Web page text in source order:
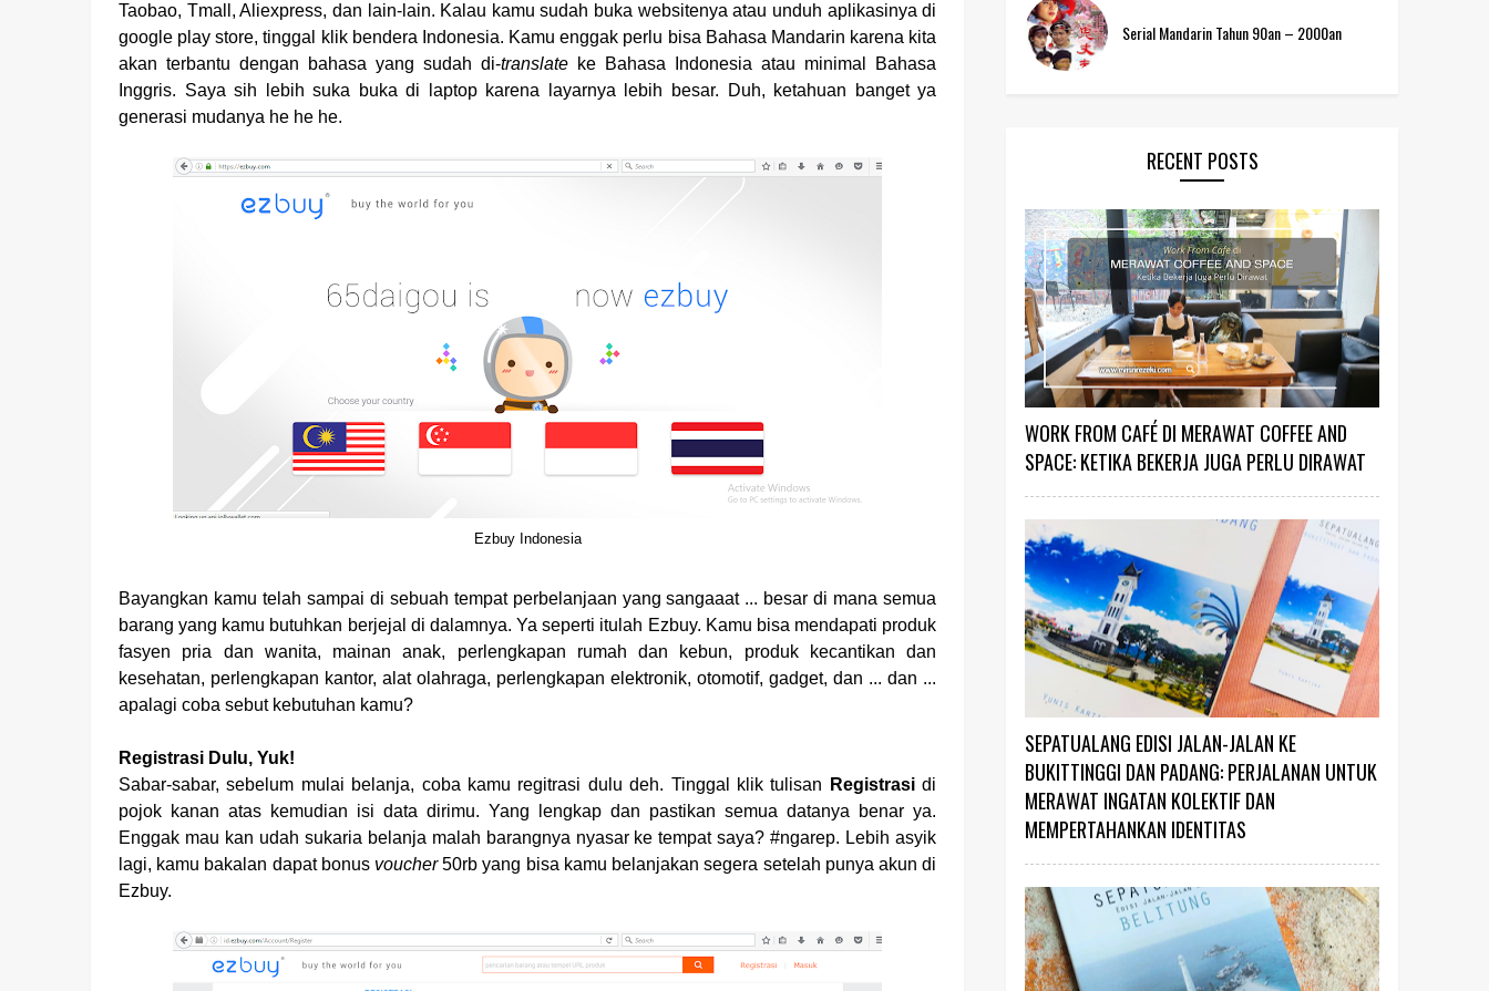
Taobao, Tmall, Aliexpress, dan lain-lain. Kalau kamu sudah buka websitenya atau unduh aplikasinya di
google play store,tinggal klik bendera Indonesia. Kamu enggak perlu bisa Bahasa Mandarin karena kita
akan terbantu dengan bahasa yang sudah di-translate ke Bahasa Indonesia atau minimal Bahasa
Inggris. Saya sih lebih suka buka di laptop karena layarnya lebih besar. Duh, ketahuan banget ya
generasi mudanya he he he.
Ezbuy Indonesia
Bayangkan kamu telah sampai di sebuah tempat perbelanjaan yang sangaaat ... besar di mana semua
barang yang kamu butuhkan berjejal di dalamnya. Ya seperti itulah Ezbuy. Kamu bisa mendapati produk
fasyen pria dan wanita, mainan anak, perlengkapan rumah dan kebun, produk kecantikan dan
kesehatan, perlengkapan kantor, alat olahraga, perlengkapan elektronik, otomotif, gadget, dan ... dan ...
apalagi coba sebut kebutuhan kamu?
Registrasi Dulu, Yuk!
Sabar-sabar, sebelum mulai belanja, coba kamu regitrasi dulu deh. Tinggal klik tulisan
Registrasidi
pojok kanan atas kemudian isi data dirimu. Yang lengkap dan pastikan semua datanya benar ya.
Enggak mau kan udah sukaria belanja malah barangnya nyasar ke tempat saya? #ngarep. Lebih asyik
lagi, kamu bakalan dapat bonus voucher50rb yang bisa kamu belanjakan segera setelah punya akun di
Ezbuy.
Serial Mandarin Tahun 90an – 2000an
RECENT POSTS
WORK FROM CAFÉ DI MERAWAT COFFEE AND
SPACE: KETIKA BEKERJA JUGA PERLU DIRAWAT
SEPATUALANG EDISI JALAN-JALAN KE
BUKITTINGGI DAN PADANG: PERJALANAN UNTUK
MERAWAT INGATAN KOLEKTIF DAN
MEMPERTAHANKAN IDENTITAS